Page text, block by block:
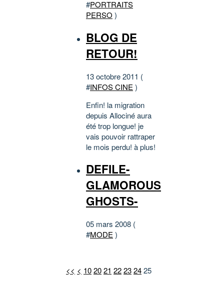
#PORTRAITS
PERSO )
BLOG DE
RETOUR!
13 octobre 2011 (
#INFOS CINE )
Enfin! la migration
depuis Allociné aura
été trop longue! je
vais pouvoir rattraper
le mois perdu! à plus!
DEFILE-
GLAMOROUS
GHOSTS-
05 mars 2008 (
#MODE )
<< < 102021 22232425